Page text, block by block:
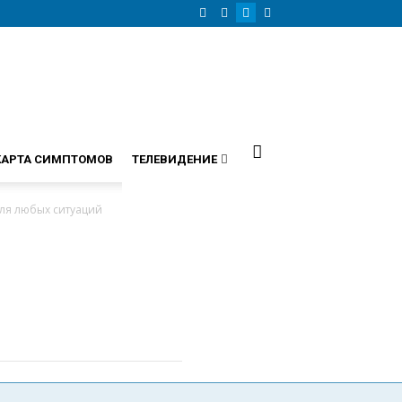
СИМПТОМОВ ТЕЛЕВИДЕНИЕ
любых ситуаций